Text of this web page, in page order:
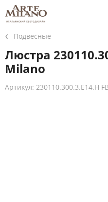
Подвесные
Люстра
Milano
Артикул: 230110.300.3.E14.H FB